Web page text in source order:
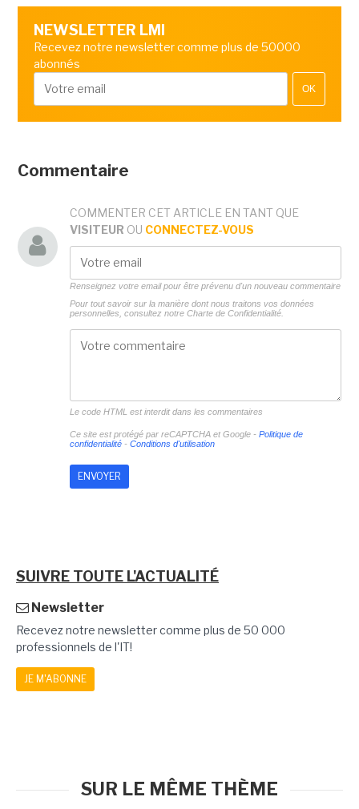
NEWSLETTER LMI
Recevez notre newsletter comme plus de 50000
abonnés
OK
Commentaire
COMMENTER CET ARTICLE EN TANT QUE
VISITEUR OU CONNECTEZ-VOUS
Renseignez votre email pour être prévenu d'un nouveau commentaire
Pour tout savoir sur la manière dont nous traitons vos données
personnelles, consultez notre Charte de Confidentialité.
Le code HTML est interdit dans les commentaires
Ce site est protégé par reCAPTCHA et Google - Politique de
confidentialité- Conditions d'utilisation
SUIVRE TOUTE L'ACTUALITÉ
Newsletter
Recevez notre newsletter comme plus de 50 000
professionnels de l'IT!
JE M'ABONNE
SUR LE MÊME THÈME